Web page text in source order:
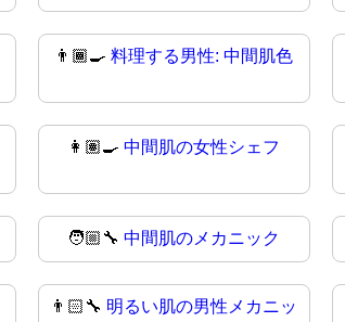
👨🏾‍🍳料理する男性: 中間肌色
👩🏽‍🍳中間肌の女性シェフ
🧑🏼‍🔧中間肌のメカニック
👨🏻‍🔧 明るい肌の男性メカニッ